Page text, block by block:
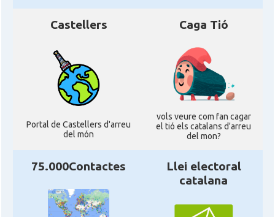
Castellers
Portal de Castellers d'arreu
del món
Caga Tió
vols veure com fan cagar
el tió els catalans d'arreu
del mon?
75.000Contactes
Llei electoral
catalana